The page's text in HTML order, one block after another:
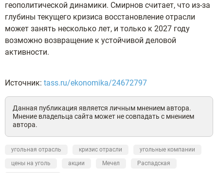
геополитической динамики. Смирнов считает, что из-за
глубины текущего кризиса восстановление отрасли
может занять несколько лет, и только к 2027 году
возможно возвращение к устойчивой деловой
активности.
Источник: tass.ru/ekonomika/24672797
Данная публикация является личным мнением автора.
Мнение владельца сайта может не совпадать с мнением
автора.
угольная отрасль кризис отрасли
угольные компании
цены на уголь
акции Мечел
Распадская